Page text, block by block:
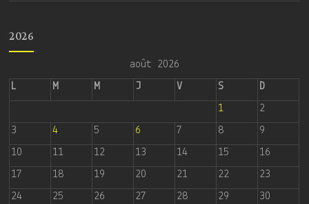
2026
août 2026
L
M M J V S
D
1
2
3
4 5 6 7 8
9
10
11 12 13 14 15
16
17
18 19 20 21 22
23
24
25 26 27 28 29
30